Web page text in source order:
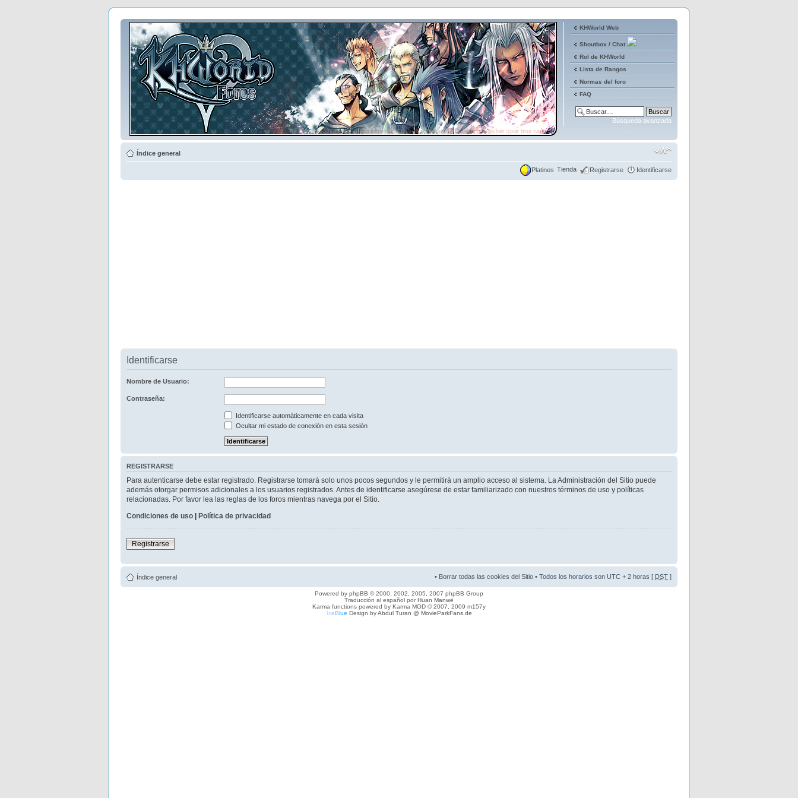
KHWorld Web
Shoutbox / Chat
Rol de KHWorld
Lista de Rangos
Normas del foro
FAQ
Búsqueda avanzada
Índice general
Platines Tienda Registrarse Identificarse
Identificarse
Nombre de Usuario:
Contraseña:
Identificarse automáticamente en cada visita
Ocultar mi estado de conexión en esta sesión
REGISTRARSE
Para autenticarse debe estar registrado. Registrarse tomará solo unos pocos segundos y le permitirá un amplio acceso al sistema. La Administración del Sitio puede
además otorgar permisos adicionales a los usuarios registrados. Antes de identificarse asegúrese de estar familiarizado con nuestros términos de uso y políticas
relacionadas. Por favor lea las reglas de los foros mientras navega por el Sitio.
Condiciones de uso | Política de privacidad
Registrarse
Índice general • Borrar todas las cookies del Sitio • Todos los horarios son UTC + 2 horas [ DST ]
Powered by phpBB © 2000, 2002, 2005, 2007 phpBB Group
Traducción al español porHuan Manwë
Karma functions powered by Karma MOD © 2007, 2009 m157y
IceBlue Design byAbdul Turan @ MovieParkFans.de